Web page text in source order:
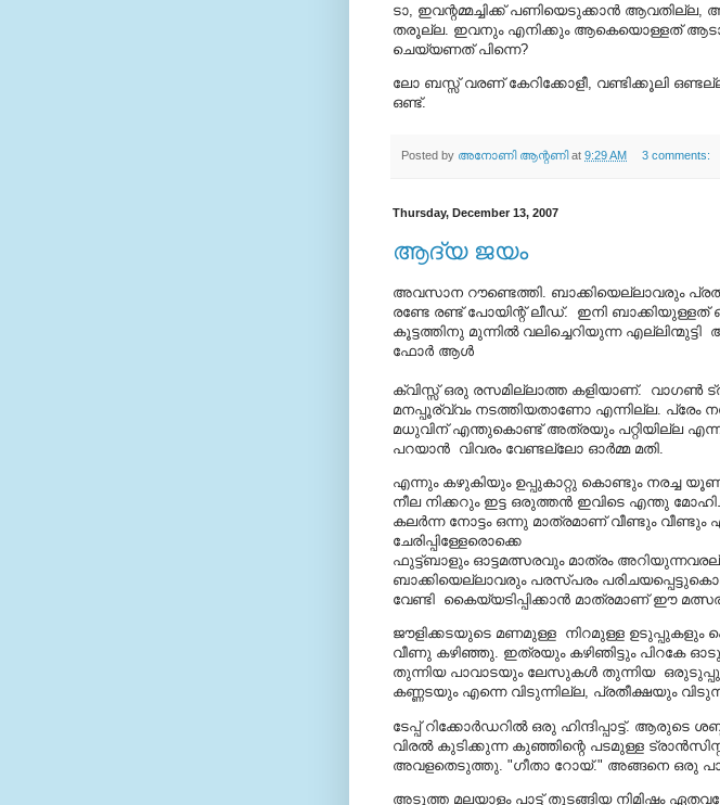
ടാ, ഇവന്റമ്മച്ചിക്ക് പണിയെടുക്കാന്‍ ആവതില്ല,
തരൂല്ല. ഇവനും എനിക്കും ആകെയൊള്ളത്
ചെയ്യണത് പിന്നെ?
ലോ ബസ്സ് വരണ്‌ കേറിക്കോളീ, വണ്ടിക്കൂലി
ഒണ്ട്.
Posted by അനോണി ആന്റണി at 9:29 AM 3 comments:
Thursday, December 13, 2007
ആദ്യ ജയം
അവസാന റൗണ്ടെത്തി. ബാക്കിയെല്ലാവരും
രണ്ടേ രണ്ട് പോയിന്റ് ലീഡ്. ഇനി ബാക്കിയുള്ളത്
കൂട്ടത്തിനു മുന്നില്‍ വലിച്ചെറിയുന്ന
ഫോര്‍ ആള്‍
ക്വിസ്സ് ഒരു രസമില്ലാത്ത കളിയാണ്‌. വാഗണ്‍
മനപ്പൂര്വ്വം നടത്തിയതാണോ എന്നില്ല. പ്രേം
മധുവിന്‌ എന്തുകൊണ്ട് അത്രയും പറ്റിയില്ല
പറയാന്‍ വിവരം വേണ്ടല്ലോ ഓര്‍മ്മ മതി.
എന്നും കഴുകിയും ഉപ്പുകാറ്റു കൊണ്ടും നരച്ച‍
നീല നിക്കറും ഇട്ട ഒരുത്തന്‍ ഇവിടെ എന്തു
കലര്‍ന്ന നോട്ടം ഒന്നു മാത്രമാണ്‌ വീണ്ടും
ചേരിപ്പിള്ളേരൊക്കെ
ഫുട്ട്ബാളും ഓട്ടമത്സരവും മാത്രം
ബാക്കിയെല്ലാവരും പരസ്പരം
വേണ്ടി കൈയ്യടിപ്പിക്കാന്‍ മാത്രമാണ്‌ ഈ
ജൗളിക്കടയുടെ മണമുള്ള നിറമുള്ള ഉടുപ്പുകളും
വീണു കഴിഞ്ഞു. ഇത്രയും കഴിഞിട്ടും പിറകേ
തുന്നിയ പാവാടയും ലേസുകള്‍ തുന്നിയ ഒരുടുപ്പും
കണ്ണടയും എന്നെ വിടുന്നില്ല, പ്രതീക്ഷയും
ടേപ്പ് റിക്കോര്‍ഡറില്‍ ഒരു ഹിന്ദിപ്പാട്ട്. ആരുടെ
വിരല്‍ കുടിക്കുന്ന കുഞ്ഞിന്റെ പടമുള്ള
അവളതെടുത്തു. "ഗീതാ റോയ്." അങ്ങനെ ഒരു
അടുത്ത മലയാളം പാട്ട് തുടങ്ങിയ നിമിഷം